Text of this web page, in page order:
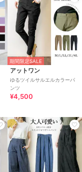
期間限定SALE
アットワン
ゆるツイルサルエルカラーパ
ンツ
¥4,500